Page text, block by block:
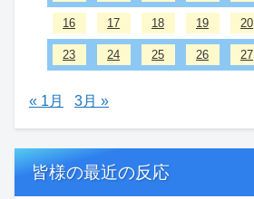
16 17 18 19 20
23 24 25 26 27
« 1月 3月 »
皆様の最近の反応